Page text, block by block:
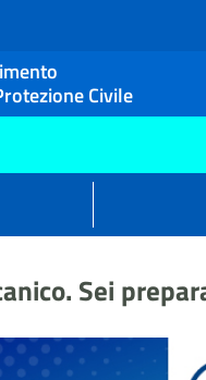
Civile
su Facebook
su LinkedIn
network
Sei